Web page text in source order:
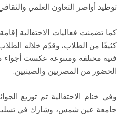
توطيد أواصر التعاون العلمي
كما تضمنت فعاليات الاحتفالية
كثيفًا من الطلاب، وقدّم خلاله
فنية مختلفة ومتنوعة عكست أجواء
الحضور من المصريين والصينيين.
وفي ختام الاحتفالية تم توزيع
جامعة عين شمس، وشارك في تسليم